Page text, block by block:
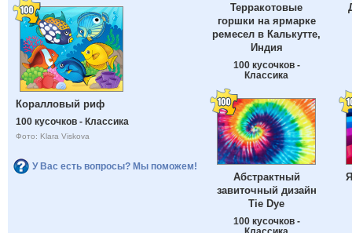
Коралловый риф
100 кусочков - Классика
Фото: Klara Viskova
У Вас есть вопросы? Мы поможем!
Терракотовые
горшки на ярмарке
ремесел в Калькутте,
Индия
100 кусочков -
Классика
Абстрактный
завиточный дизайн
Tie Dye
100 кусочков -
Классика